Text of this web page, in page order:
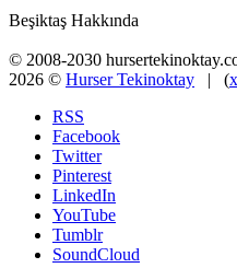
Beşiktaş Hakkında
© 2008-2030
2026 © Hurser Tekinoktay | (
RSS
Facebook
Twitter
Pinterest
LinkedIn
YouTube
Tumblr
SoundCloud